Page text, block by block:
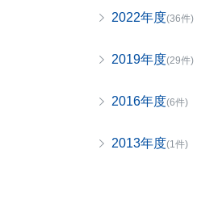
2022年度(36件)
2019年度(29件)
2016年度(6件)
2013年度(1件)